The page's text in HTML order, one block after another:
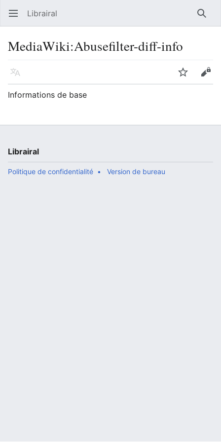
Ouvrir le menu principal Librairal
MediaWiki:Abusefilter-diff-info
Langue Suivre
Informations de base
Librairal
Politique de confidentialité Version de bureau